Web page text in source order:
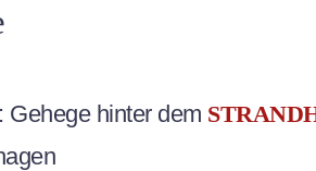
Gehege hinter dem